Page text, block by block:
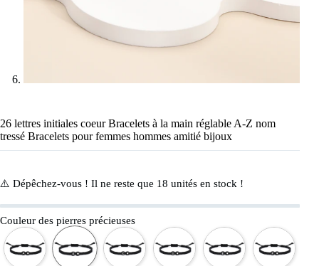
26 lettres initiales coeur Bracelets à la main réglable A-Z nom
tressé Bracelets pour femmes hommes amitié bijoux
⚠️ Dépêchez-vous ! Il ne reste que 18 unités en stock !
Couleur des pierres précieuses